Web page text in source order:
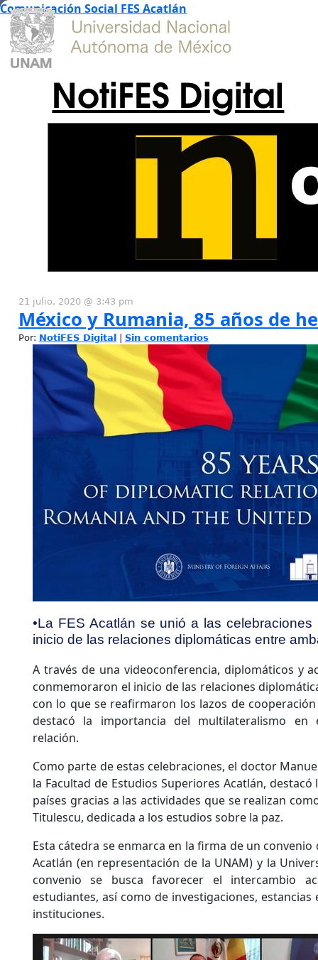
Comunicación Social FES Acatlán
NotiFES Digital
21 julio, 2020 @ 3:43 pm
México y Rumania, 85 años de
Por: NotiFES Digital Sin comentarios
•La FES Acatlán se unió a las
inicio de las relaciones diplomáticas entre
A través de una videoconferencia, diplomáticos y
conmemoraron el inicio de las relaciones
con lo que se reafirmaron los lazos de
destacó la importancia del multilateralismo en
relación.
Como parte de estas celebraciones, el doctor
la Facultad de Estudios Superiores Acatlán,
países gracias a las actividades que se realizan
Titulescu, dedicada a los estudios sobre la paz.
Esta cátedra se enmarca en la firma de un convenio
Acatlán (en representación de la UNAM) y la
convenio se busca favorecer el intercambio
estudiantes, así como de investigaciones,
instituciones.